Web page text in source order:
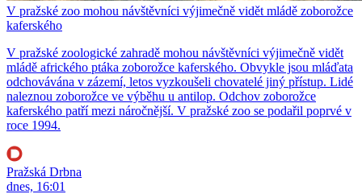
V pražské zoo mohou návštěvníci výjimečně vidět mládě zoborožce
kaferského
V pražské zoologické zahradě mohou návštěvníci výjimečně vidět
mládě afrického ptáka zoborožce kaferského. Obvykle jsou mláďata
odchovávána v zázemí, letos vyzkoušeli chovatelé jiný přístup. Lidé
naleznou zoborožce ve výběhu u antilop. Odchov zoborožce
kaferského patří mezi náročnější. V pražské zoo se podařil poprvé v
roce 1994.
Pražská Drbna
dnes, 16:01